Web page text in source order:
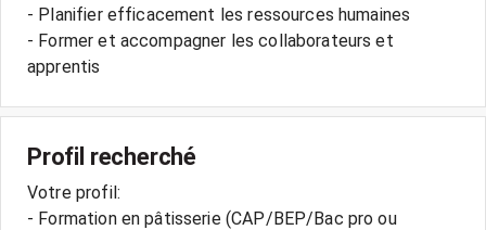
- Planifier efficacement les ressources humaines
- Former et accompagner les collaborateurs et
apprentis
Profil recherché
Votre profil:
- Formation en pâtisserie (CAP/BEP/Bac pro ou